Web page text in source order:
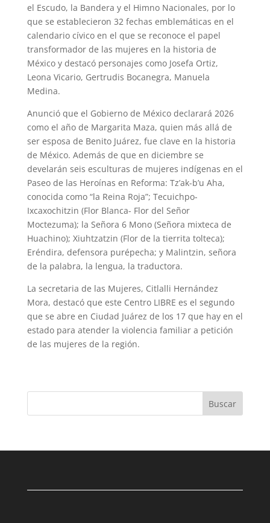
el Escudo, la Bandera y el Himno Nacionales, por lo
que se establecieron 32 fechas emblemáticas en el
calendario cívico en el que se reconoce el papel
transformador de las mujeres en la historia de
México y destacó personajes como Josefa Ortiz,
Leona Vicario, Gertrudis Bocanegra, Manuela
Medina.
Anunció que el Gobierno de México declarará 2026
como el año de Margarita Maza, quien más allá de
ser esposa de Benito Juárez, fue clave en la historia
de México. Además de que en diciembre se
develarán seis esculturas de mujeres indígenas en el
Paseo de las Heroínas en Reforma: Tz’ak-b’u Aha,
conocida como “la Reina Roja”; Tecuichpo-
Ixcaxochitzin (Flor Blanca- Flor del Señor
Moctezuma); la Señora 6 Mono (Señora mixteca de
Huachino); Xiuhtzatzin (Flor de la tierrita tolteca);
Eréndira, defensora purépecha; y Malintzin, señora
de la palabra, la lengua, la traductora.
La secretaria de las Mujeres, Citlalli Hernández
Mora, destacó que este Centro LIBRE es el segundo
que se abre en Ciudad Juárez de los 17 que hay en el
estado para atender la violencia familiar a petición
de las mujeres de la región.
Buscar